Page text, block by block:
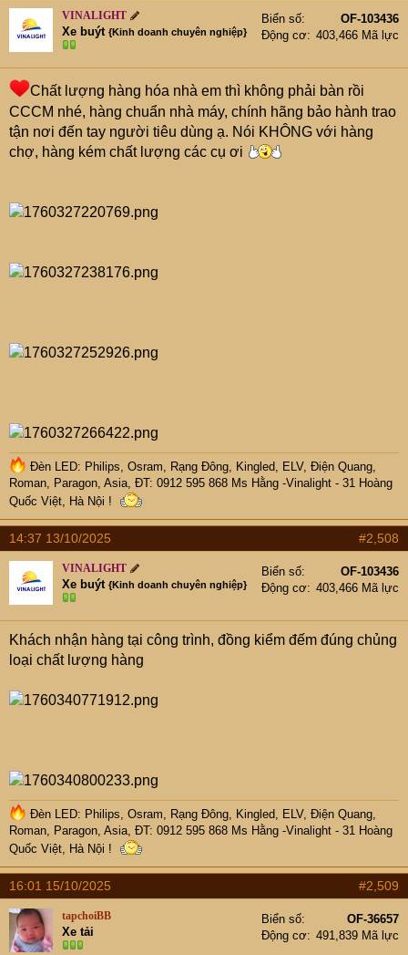
VINALIGHT
Xe buýt {Kinh doanh chuyên nghiệp}
Biển số
OF-103436
Động cơ
403,466 Mã lực
Chất lượng hàng hóa nhà em thì không phải bàn rồi
CCCM nhé, hàng chuẩn nhà máy, chính hãng bảo hành trao
tận nơi đến tay người tiêu dùng ạ. Nói KHÔNG với hàng
chợ, hàng kém chất lượng các cụ ơi
Đèn LED: Philips, Osram, Rạng Đông, Kingled, ELV, Điện Quang,
Roman, Paragon, Asia, ĐT: 0912 595 868 Ms Hằng -Vinalight - 31 Hoàng
Quốc Việt, Hà Nội !
14:37 13/10/2025 #2,508
VINALIGHT
Xe buýt {Kinh doanh chuyên nghiệp}
Biển số
OF-103436
Động cơ
403,466 Mã lực
Khách nhận hàng tại công trình, đồng kiểm đếm đúng chủng
loại chất lượng hàng
Đèn LED: Philips, Osram, Rạng Đông, Kingled, ELV, Điện Quang,
Roman, Paragon, Asia, ĐT: 0912 595 868 Ms Hằng -Vinalight - 31 Hoàng
Quốc Việt, Hà Nội !
16:01 15/10/2025 #2,509
tapchoiBB
Xe tải
Biển số
OF-36657
Động cơ
491,839 Mã lực